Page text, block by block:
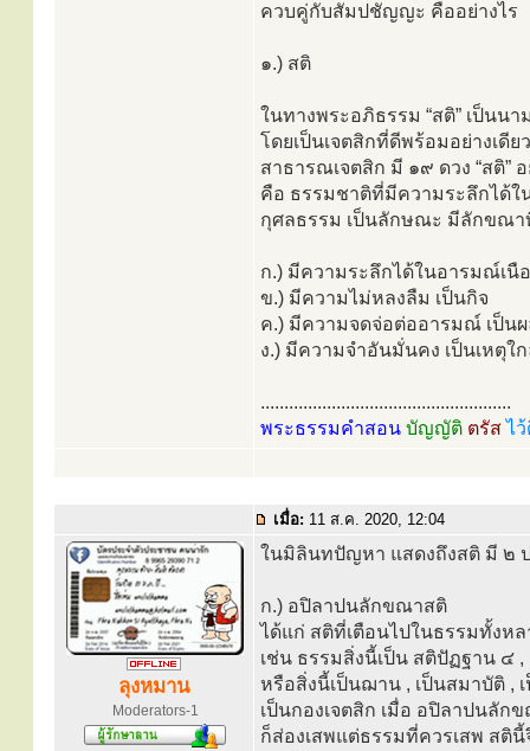
ควบคู่กับสัมปชัญญะ คืออย่างไร
๑.) สติ
ในทางพระอภิธรรม “สติ” เป็นน
โดยเป็นเจตสิกที่ดีพร้อมอย่างเดี
สาธารณเจตสิก มี ๑๙ ดวง “สติ”
คือ ธรรมชาติที่มีความระลึกได้ใ
กุศลธรรม เป็นลักษณะ มีลักขณา
ก.) มีความระลึกได้ในอารมณ์เนื
ข.) มีความไม่หลงลืม เป็นกิจ
ค.) มีความจดจ่อต่ออารมณ์ เป็น
ง.) มีความจำอันมั่นคง เป็นเหตุใ
.....................................................
พระธรรมคำสอน บัญญัติ ตรัสไ
เมื่อ: 11 ส.ค. 2020, 12:04
ลุงหมาน
Moderators-1
ในมิลินทปัญหา แสดงถึงสติ มี ๒
ก.) อปิลาปนลักขณาสติ
ได้แก่ สติที่เตือนไปในธรรมทั้งห
เช่น ธรรมสิ่งนี้เป็น สติปัฏฐาน ๔
หรือสิ่งนี้เป็นฌาน , เป็นสมาบัติ ,
เป็นกองเจตสิก เมื่อ อปิลาปนลัก
ก็ส่องเสพแต่ธรรมที่ควรเสพ สติ